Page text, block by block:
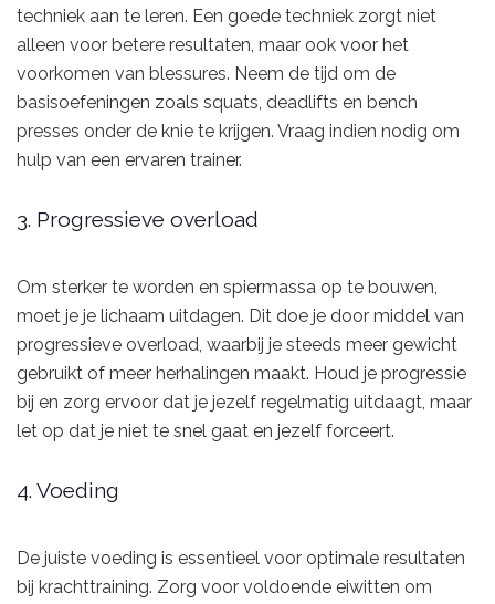
techniek aan te leren. Een goede techniek zorgt niet
alleen voor betere resultaten, maar ook voor het
voorkomen van blessures. Neem de tijd om de
basisoefeningen zoals squats, deadlifts en bench
presses onder de knie te krijgen. Vraag indien nodig om
hulp van een ervaren trainer.
3. Progressieve overload
Om sterker te worden en spiermassa op te bouwen,
moet je je lichaam uitdagen. Dit doe je door middel van
progressieve overload, waarbij je steeds meer gewicht
gebruikt of meer herhalingen maakt. Houd je progressie
bij en zorg ervoor dat je jezelf regelmatig uitdaagt, maar
let op dat je niet te snel gaat en jezelf forceert.
4. Voeding
De juiste voeding is essentieel voor optimale resultaten
bij krachttraining. Zorg voor voldoende eiwitten om